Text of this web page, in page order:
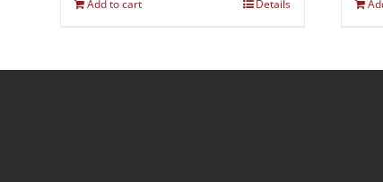
Add to cart Details